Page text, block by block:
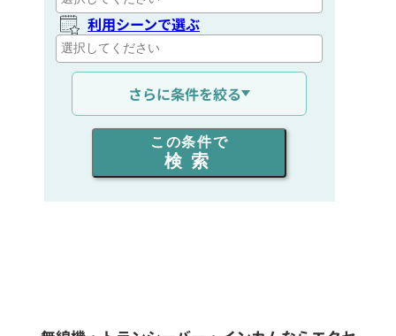
利用シーンで選ぶ
通信距離を選ぶ
出力を選ぶ
同時通話人数を選ぶ
さらに条件を絞る
この条件で
検索